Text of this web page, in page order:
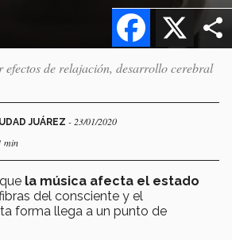
X
Facebook
efectos de relajación, desarrollo cerebral
JUÁREZ - 23/01/2020
min
la música afecta el estado
del consciente y el
forma llega a un punto de